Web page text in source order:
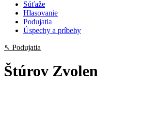
Súťaže
Hlasovanie
Podujatia
Úspechy a príbehy
↖ Podujatia
Štúrov Zvolen